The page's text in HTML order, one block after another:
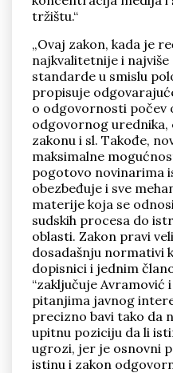
tržištu.“
„Ovaj zakon, kada je
najkvalitetnije i najviše
standarde u smislu
propisuje
o odgovornosti počev
odgovornog
zakonu i sl. Takođe,
maksimalne
pogotovo novinarima
obezbeđuje i sve
materije koja se
sudskih procesa do
oblasti. Zakon pravi
dosadašnju normativi
dopisnici i jednim
“zaključuje Avramović
pitanjima javnog
precizno bavi tako da
upitnu poziciju da li
ugrozi, jer je osnovni
istinu i zakon